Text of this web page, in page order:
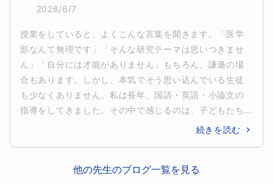
2026/6/7
授業をしていると、よくこんな言葉を聞きます。「医学
部なんて無理です」「そんな研究テーマは思いつきませ
ん」「自分には才能がありません」もちろん、謙遜の場
合もあります。しかし、本気でそう思い込んでいる生徒
も少なくありません。私は長年、国語・英語・小論文の
指導をしてきました。その中で感じるのは、子どもたち...
続きを読む
他の先生のブログ一覧を見る